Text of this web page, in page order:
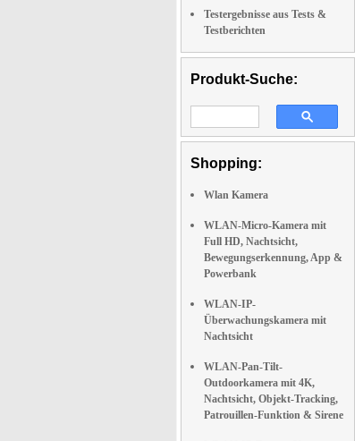
Testergebnisse aus Tests &
Testberichten
Produkt-Suche:
Shopping:
Wlan Kamera
WLAN-Micro-Kamera mit
Full HD, Nachtsicht,
Bewegungserkennung, App &
Powerbank
WLAN-IP-
Überwachungskamera mit
Nachtsicht
WLAN-Pan-Tilt-
Outdoorkamera mit 4K,
Nachtsicht, Objekt-Tracking,
Patrouillen-Funktion & Sirene